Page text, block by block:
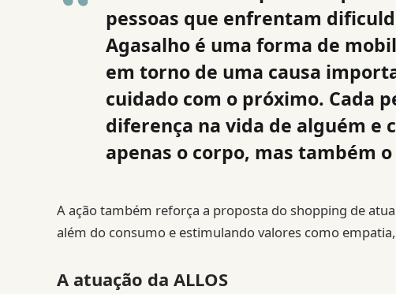
pessoas que enfrentam
Agasalho é uma forma de
em torno de uma causa
cuidado com o próximo. Cada
diferença na vida de alguém e
apenas o corpo, mas também
A ação também reforça a proposta do shopping de
além do consumo e estimulando valores como
A atuação da ALLOS